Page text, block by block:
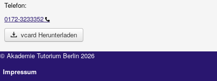
Telefon:
0172-3233352
vcard Herunterladen
© Akademie Tutorium Berlin 2026
Impressum